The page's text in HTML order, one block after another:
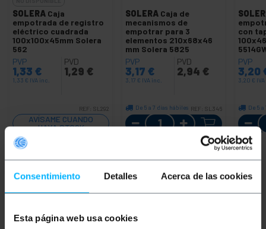
Consentimiento Detalles Acerca de las cookies
Esta página web usa cookies
SOLERA Caja
empotrada de registro
eléctrico cuadrada
100x100x45mm Solera
562
PVP
1,33 €
1,33 € IVA inc.
PVD
1,29 €
REF: SL292
AVÍSAME CUANDO
HAYA STOCK
SOLERA Caja de
mecanismos de
empotrar para 3
elementos 210x68x46
mm Solera 5825
PVP
3,17 €
3,17 € IVA inc.
PVD
2,94 €
De 5 a 7 días hábiles REF: SL346
Cantidad
con
PVP
3,20
3,20 €
De 5
Palabras clave
buscando? Estos temas pueden ayudarte